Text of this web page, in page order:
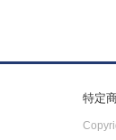
特定